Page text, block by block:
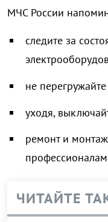
МЧС России
следите за
не перегружайте
уходя,
ремонт и
ЧИТАЙТЕ